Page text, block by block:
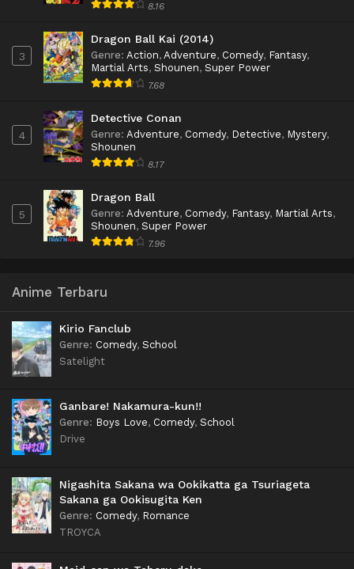
8.16
3
Dragon Ball Kai (2014)
Genre: Action, Adventure, Comedy, Fantasy,
Martial Arts, Shounen, Super Power
7.68
4
Detective Conan
Genre: Adventure, Comedy, Detective, Mystery,
Shounen
8.17
5
Dragon Ball
Genre: Adventure, Comedy, Fantasy, Martial Arts,
Shounen, Super Power
7.96
Anime Terbaru
Kirio Fanclub
Genre: Comedy, School
Satelight
Ganbare! Nakamura-kun!!
Genre: Boys Love, Comedy, School
Drive
Nigashita Sakana wa Ookikatta ga Tsuriageta
Sakana ga Ookisugita Ken
Genre: Comedy, Romance
TROYCA